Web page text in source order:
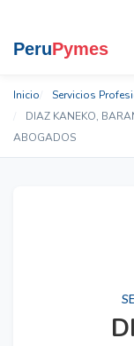
Inicio
Servicios
DIAZ KANEKO,
ABOGADOS